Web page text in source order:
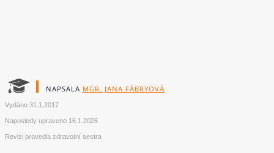
NAPSALA MGR. JANA FÁBRYOVÁ
Vydáno 31.1.2017
Naposledy upraveno 16.1.2026
Revizi provedla zdravotní sestra